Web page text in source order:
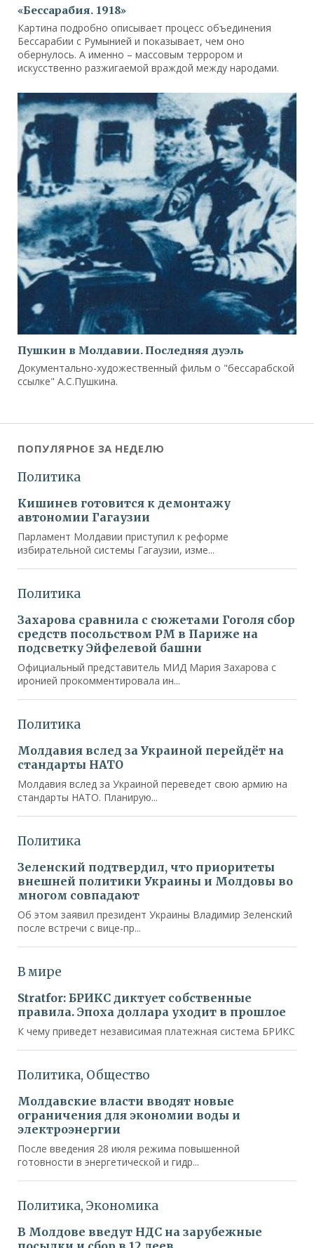
«Бессарабия. 1918»
Картина подробно описывает процесс объединения
Бессарабии с Румынией и показывает, чем оно
обернулось. А именно – массовым террором и
искусственно разжигаемой враждой между народами.
Пушкин в Молдавии. Последняя дуэль
Документально-художественный фильм о "бессарабской
ссылке" А.С.Пушкина.
ПОПУЛЯРНОЕ ЗА НЕДЕЛЮ